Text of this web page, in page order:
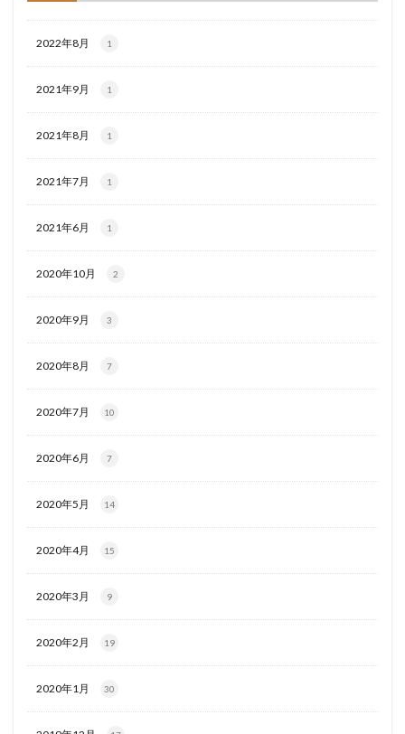
2022年8月 1
2021年9月 1
2021年8月 1
2021年7月 1
2021年6月 1
2020年10月 2
2020年9月 3
2020年8月 7
2020年7月 10
2020年6月 7
2020年5月 14
2020年4月 15
2020年3月 9
2020年2月 19
2020年1月 30